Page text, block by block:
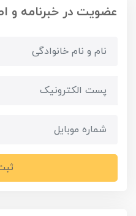
عضویت در خبرنامه و